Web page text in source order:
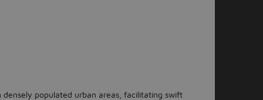
populated urban areas, facilitating swift